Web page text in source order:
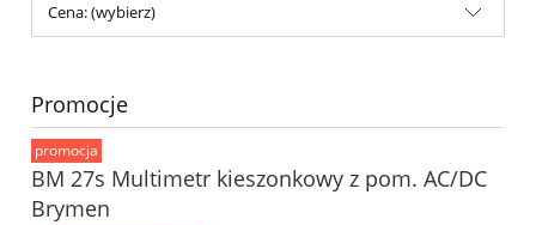
Cena: (wybierz)
Promocje
BM 27s Multimetr kieszonkowy z pom. AC/DC
Brymen
promocja